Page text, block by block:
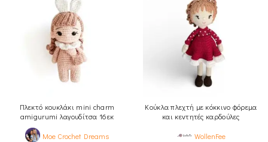
Πλεκτό κουκλάκι mini charm
amigurumi λαγουδίτσα 16εκ
Moe Crochet Dreams
Κούκλα πλεχτή με κόκκινο φόρεμα
και κεντητές καρδούλες
WollenFee